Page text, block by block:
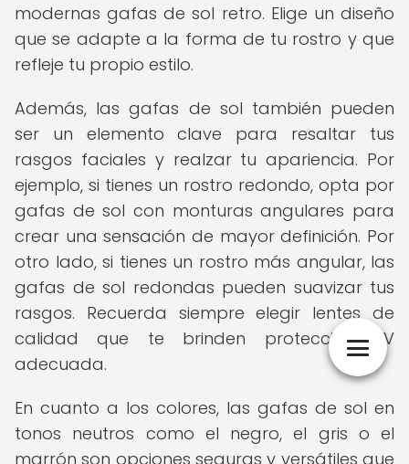
modernas gafas de sol retro. Elige un diseño
que se adapte a la forma de tu rostro y que
refleje tu propio estilo.
Además, las gafas de sol también pueden
ser un elemento clave para resaltar tus
rasgos faciales y realzar tu apariencia. Por
ejemplo, si tienes un rostro redondo, opta por
gafas de sol con monturas angulares para
crear una sensación de mayor definición. Por
otro lado, si tienes un rostro más angular, las
gafas de sol redondas pueden suavizar tus
rasgos. Recuerda siempre elegir lentes de
calidad que te brinden protección UV
adecuada.
En cuanto a los colores, las gafas de sol en
tonos neutros como el negro, el gris o el
marrón son opciones seguras y versátiles que